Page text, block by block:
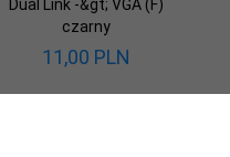
Dual Link -&gt; VGA (F)
czarny
11,00 PLN